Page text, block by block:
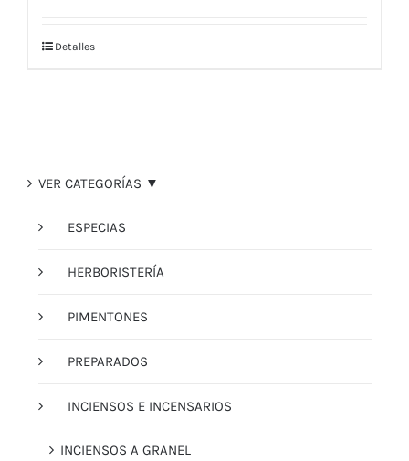
Detalles
VER CATEGORÍAS ▼
ESPECIAS
HERBORISTERÍA
PIMENTONES
PREPARADOS
INCIENSOS E INCENSARIOS
INCIENSOS A GRANEL